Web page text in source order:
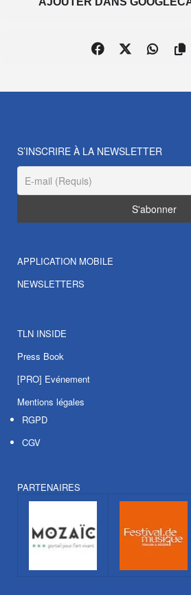
S’INSCRIRE À LA NEWSLETTER
APPLICATION MOBILE
NEWSLETTERS
TLN INSIDE
Press Book
[PRO] Evénement
Mentions légales
RGPD
CGV
PARTENAIRES